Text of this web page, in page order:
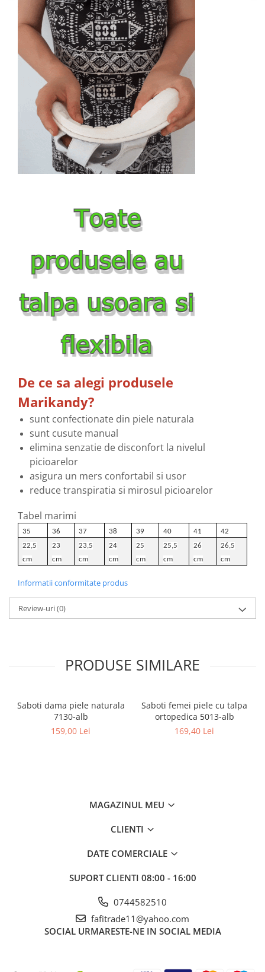
De ce sa alegi produsele
Marikandy?
sunt confectionate din piele naturala
sunt cusute manual
elimina senzatie de disconfort la nivelul
picioarelor
asigura un mers confortabil si usor
reduce transpiratia si mirosul picioarelor
Tabel marimi
35 36 37 38 39 40 41
42
22,5
cm
23
cm
23,5
cm
24
cm
25
cm
25,5
cm
26
cm
26,5
cm
Informatii conformitate produs
Review-uri(0)
PRODUSE SIMILARE
Saboti dama piele naturala
7130-alb
159,00 Lei
Saboti femei piele cu talpa
ortopedica 5013-alb
169,40 Lei
MAGAZINUL MEU
CLIENTI
DATE COMERCIALE
SUPORT CLIENTI 08:00 - 16:00
0744582510
fafitrade11@yahoo.com
SOCIAL URMARESTE-NE IN SOCIAL MEDIA